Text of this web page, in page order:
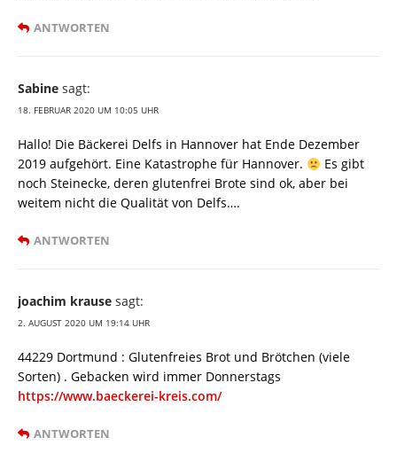
ANTWORTEN
Sabine sagt:
18. FEBRUAR 2020 UM 10:05 UHR
Hallo! Die Bäckerei Delfs in Hannover hat Ende Dezember
2019 aufgehört. Eine Katastrophe für Hannover.
Es gibt
noch Steinecke, deren glutenfrei Brote sind ok, aber bei
weitem nicht die Qualität von Delfs….
ANTWORTEN
joachim krause sagt:
2. AUGUST 2020 UM 19:14 UHR
44229 Dortmund : Glutenfreies Brot und Brötchen (viele
Sorten) . Gebacken wird immer Donnerstags
https://www.baeckerei-kreis.com/
ANTWORTEN